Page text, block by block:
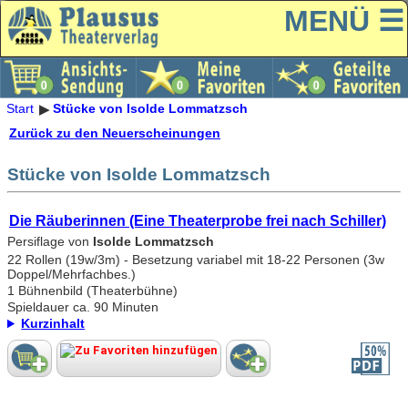
MENÜ ☰
Start Stücke von Isolde Lommatzsch
Zurück zu den Neuerscheinungen
Stücke von Isolde Lommatzsch
Die Räuberinnen (Eine Theaterprobe frei nach Schiller)
Persiflage von Isolde Lommatzsch
22 Rollen (19w/3m) - Besetzung variabel mit 18-22 Personen (3w
Doppel/Mehrfachbes.)
1 Bühnenbild (Theaterbühne)
Spieldauer ca. 90 Minuten
Kurzinhalt